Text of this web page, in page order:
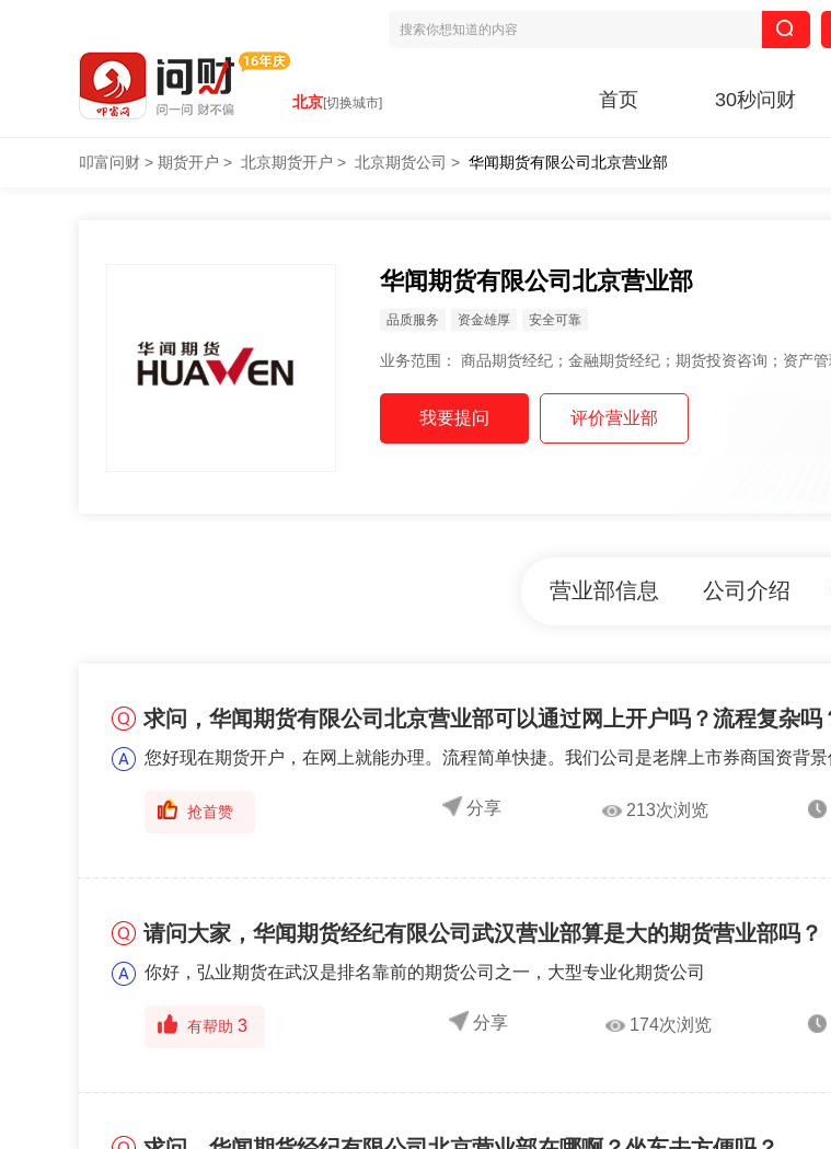
北京[切换城市] 首页 30秒问财
叩富问财 > 期货开户 > 北京期货开户 > 北京期货公司 > 华闻期货有限公司北京营业部
华闻期货有限公司北京营业部
品质服务 资金雄厚 安全可靠
业务范围： 商品期货经纪；金融期货经纪；期货投资咨询；资产管
营业部信息 公司介绍
求问，华闻期货有限公司北京营业部可以通过网上开户吗？流程复杂吗
您好现在期货开户，在网上就能办理。流程简单快捷。我们公司是老牌上市券商国资背景
抢首赞 分享 213次浏览
请问大家，华闻期货经纪有限公司武汉营业部算是大的期货营业部吗？
你好，弘业期货在武汉是排名靠前的期货公司之一，大型专业化期货公司
有帮助 3 分享 174次浏览